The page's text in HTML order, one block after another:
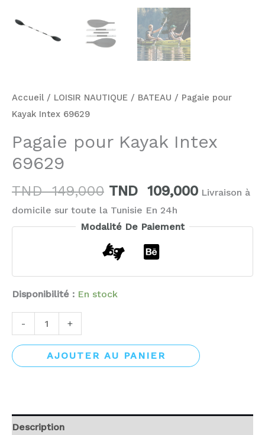
Accueil / LOISIR NAUTIQUE / BATEAU / Pagaie pour
Kayak Intex 69629
Pagaie pour Kayak Intex
69629
TND149,000 TND 109,000 Livraison à
domicile sur toute la Tunisie En 24h
Modalité De Paiement
Disponibilité : En stock
- +
AJOUTER AU PANIER
Description